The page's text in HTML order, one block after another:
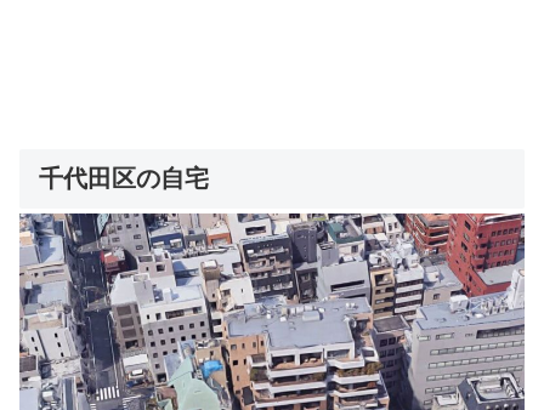
千代田区の自宅